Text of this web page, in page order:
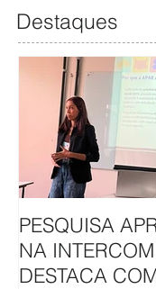
Destaques
PESQUISA
NA
DESTACA